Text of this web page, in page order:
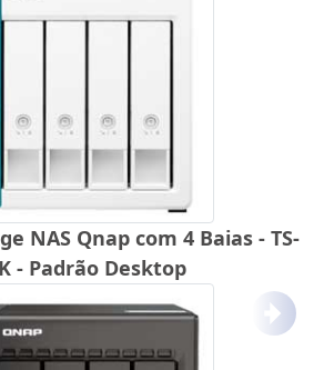
NAS Qnap com 4 Baias - TS-
- Padrão Desktop